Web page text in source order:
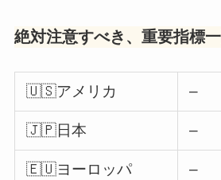
絶対注意すべき、重要指標
🇺🇸アメリカ –
🇯🇵日本 –
🇪🇺ヨーロッパ –